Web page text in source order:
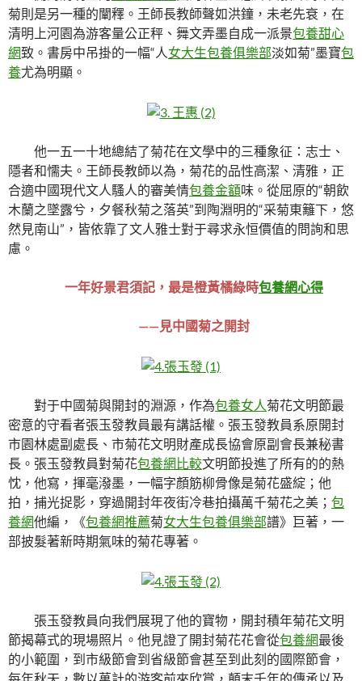
菊則是另一種的闡釋。王師長教師聲如洪鐘，未老先衰，在
清明上河園為游客量公正秤、舞文弄墨自成一派景包養甜心
網致。書房中吊掛的一幅“人 女大生包養俱樂部淡如菊”墨寶包
養尤為明顯。
他一五一十地總結了菊花在文學中的三種象征：志士、
隱者和懦夫。王師長教師以為，菊花的品性高潔、清雅，正
合適中國現代文人騷人的審美情包養金額味。從屈原的“朝飲
木蘭之墜露兮，夕餐秋菊之落英”到陶淵明的“采菊東籬下，悠
然見南山”，皆依靠了文人雅士對于尋求永恒價值的問詢和思
慮。
一年好景君須記，最是橙黃橘綠時包養網心得
——見中國菊之開封
對于中國菊與開封的淵源，作為包養女人菊花文明節最
密意的守看者張玉發教員最有講話權。張玉發教員系原開封
市園林處副處長、市菊花文明財產成長協會原副會長兼秘書
長。張玉發教員對菊花包養網比較文明節投進了所有的的熱
忱，他寫，揮毫潑墨，一幅字顏筋柳骨像是菊花盛綻；他
拍，捕光捉影，穿過開封年夜街冷巷拍攝萬千菊花之美； 包
養網他編，《包養網推薦菊女大生包養俱樂部譜》巨著，一
部披髮著新時期氣味的菊花專著。
張玉發教員向我們展現了他的寶物，開封積年菊花文明
節揭幕式的現場照片。他見證了開封菊花花會從包養網最後
的小範圍，到市級節會到省級節會甚至到此刻的國際節會，
每年秋天，數以萬計的游客前來欣賞，顛末千年的傳承以及